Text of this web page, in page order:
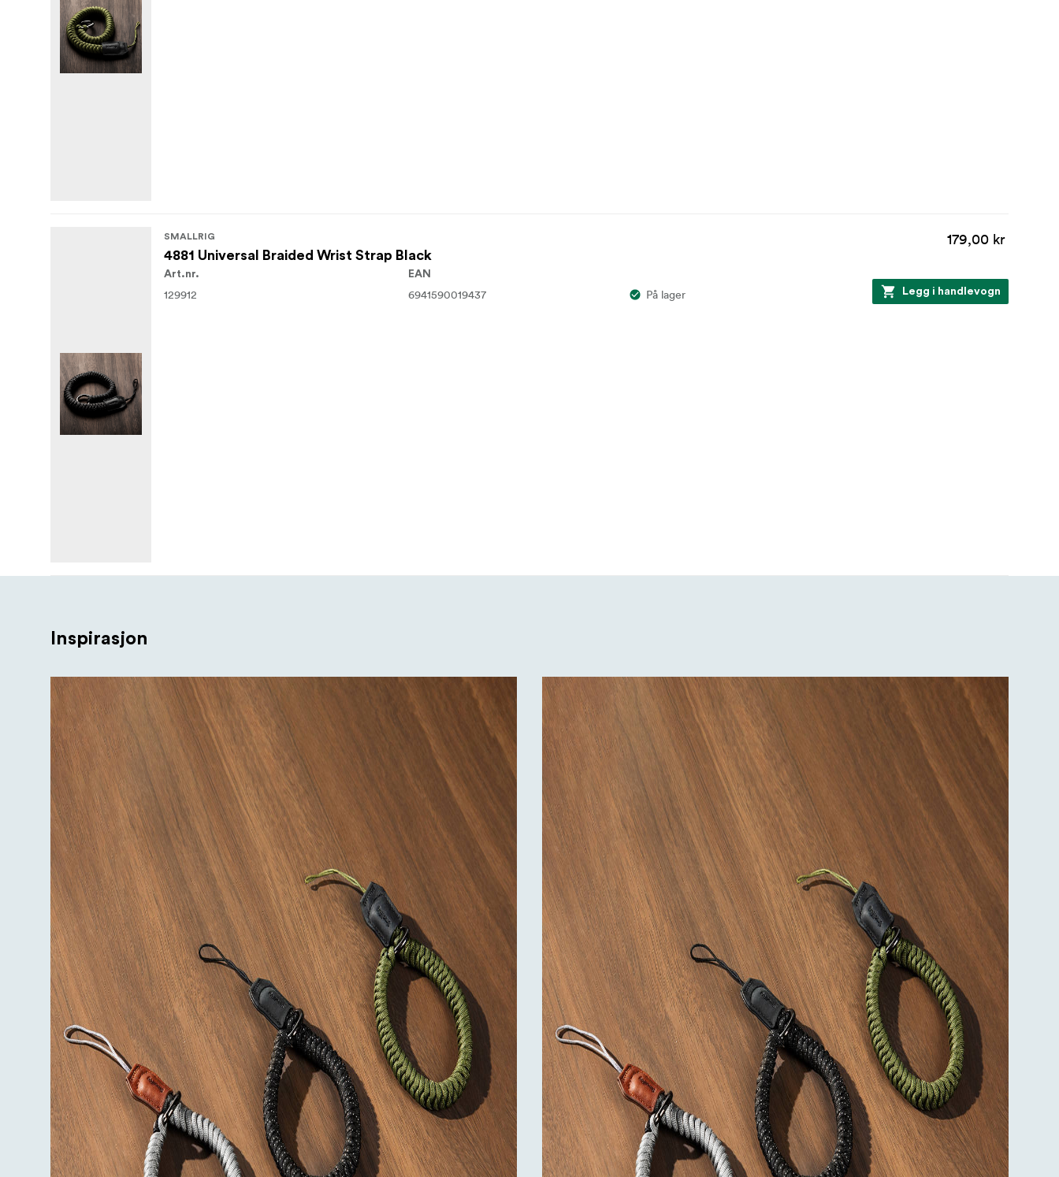
SMALLRIG
4881 Universal Braided Wrist Strap Black
179,00 kr
Art.nr.
129912
EAN
6941590019437 På lager Legg i handlevogn
Inspirasjon